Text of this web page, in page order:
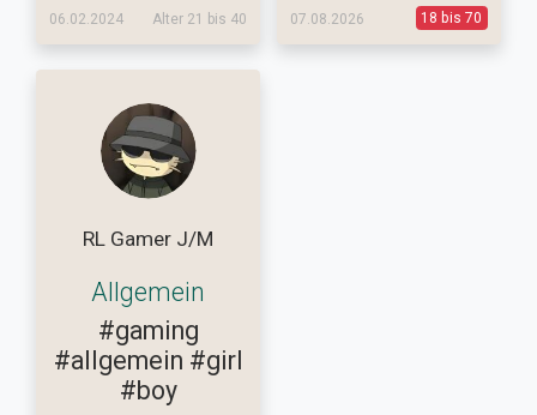
06.02.2024 Alter 21 bis 40 07.08.2026 18 bis 70
RL Gamer J/M
Allgemein
#gaming
#allgemein #girl
#boy